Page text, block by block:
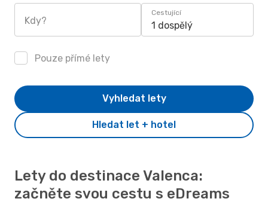
Kdy?
Cestující
1 dospělý
Pouze přímé lety
Hledat let + hotel
Vyhledat lety
Lety do destinace Valenca:
začněte svou cestu s eDreams